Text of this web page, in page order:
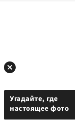
Угадайте, где
настоящее фото